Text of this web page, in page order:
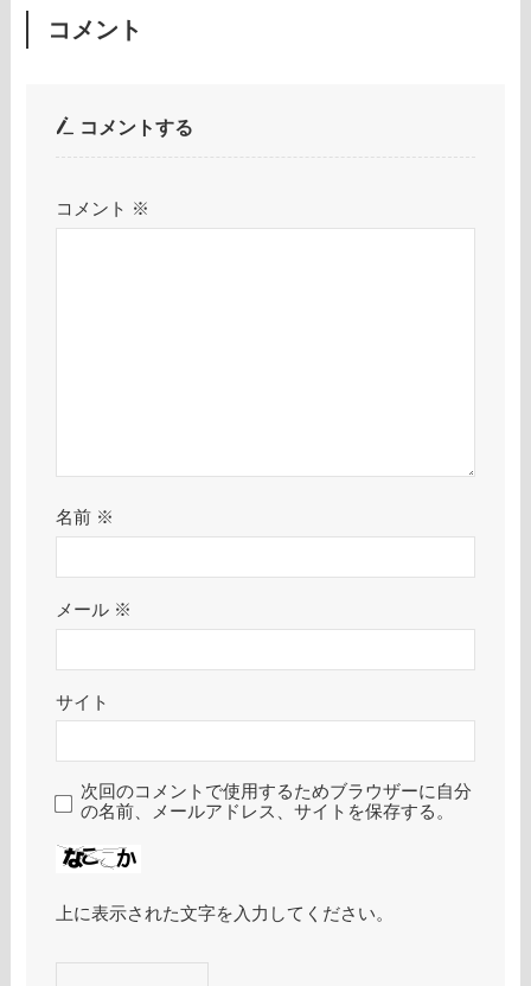
コメント
コメントする
コメント ※
名前 ※
メール ※
サイト
次回のコメントで使用するためブラウザーに自分
の名前、メールアドレス、サイトを保存する。
上に表示された文字を入力してください。